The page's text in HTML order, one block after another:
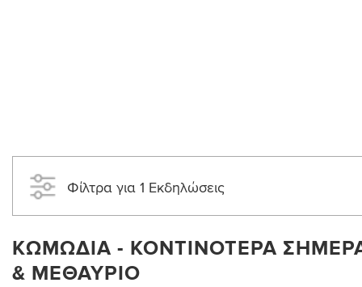
Φίλτρα για 1 Εκδηλώσεις
ΚΩΜΩΔΊΑ - ΚΟΝΤΙΝΌΤΕΡΑ
& ΜΕΘΑΎΡΙΟ